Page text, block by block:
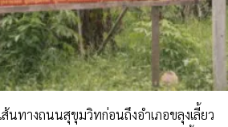
ส้นทางถนนสุขุมวิทก่อนถึงอำเภอขลุงเลี้ยว